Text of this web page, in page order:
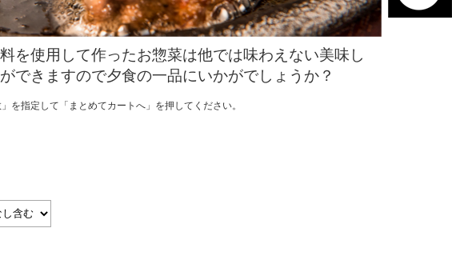
を使用して作ったお惣菜は他では味わえない美味し
できますので夕食の一品にいかがでしょうか？
を指定して「まとめてカートへ」を押してください。